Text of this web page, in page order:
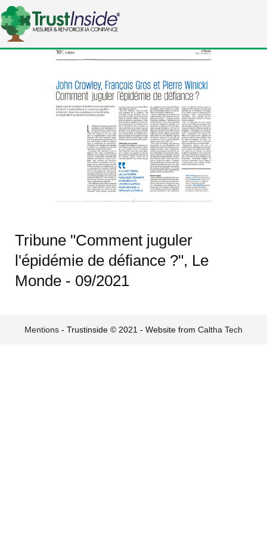
Tribune "Comment juguler
l'épidémie de défiance ?", Le
Monde - 09/2021
Mentions - Trustinside © 2021 - Website from Caltha Tech